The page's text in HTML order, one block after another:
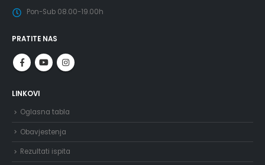
Pon-Sub 08.00-19.00h
PRATITE NAS
LINKOVI
Oglasna tabla
Obavjestenja
Rezultati ispita